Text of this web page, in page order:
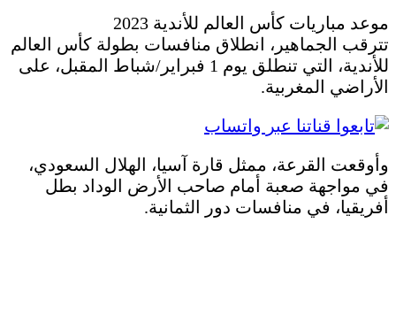
موعد مباريات كأس العالم للأندية 2023
تترقب الجماهير، انطلاق منافسات بطولة كأس العالم
للأندية، التي تنطلق يوم 1 فبراير/شباط المقبل، على
الأراضي المغربية.
وأوقعت القرعة، ممثل قارة آسيا، الهلال السعودي،
في مواجهة صعبة أمام صاحب الأرض الوداد بطل
أفريقيا، في منافسات دور الثمانية.